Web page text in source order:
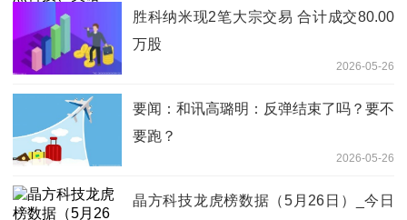
胜科纳米现2笔大宗交易 合计成交80.00
万股
2026-05-26
要闻：和讯高璐明：反弹结束了吗？要不
要跑？
2026-05-26
晶方科技龙虎榜数据（5月26日）_今日